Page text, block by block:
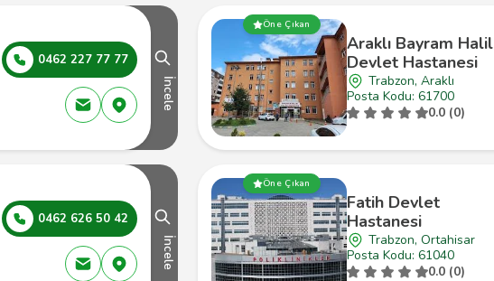
0462 227 77 77
İncele
Öne Çıkan
Araklı Bayram Halil
Devlet Hastanesi
Trabzon, Araklı
Posta Kodu: 61700
0.0 (0)
0462 626 50 42
İncele
Öne Çıkan
Fatih Devlet
Hastanesi
Trabzon, Ortahisar
Posta Kodu: 61040
0.0 (0)